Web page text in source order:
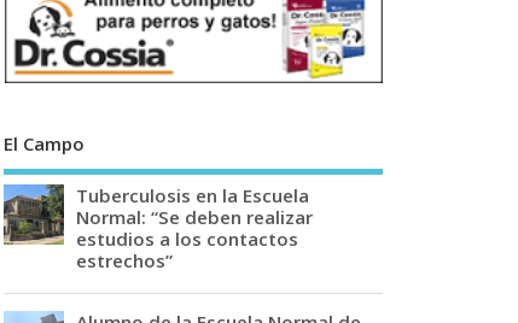
El Campo
Tuberculosis en la Escuela
Normal: “Se deben realizar
estudios a los contactos
estrechos”